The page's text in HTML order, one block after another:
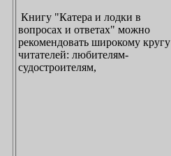
Книгу "Катера и лодки в
вопросах и ответах" можно
рекомендовать широкому кругу
читателей: любителям-
судостроителям,